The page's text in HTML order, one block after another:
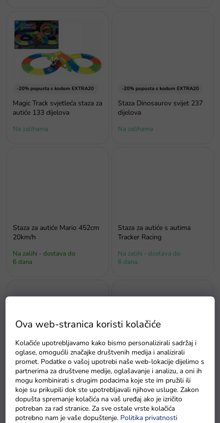
Ova web-stranica koristi kolačiće
Kolačiće upotrebljavamo kako bismo personalizirali sadržaj i
oglase, omogućili značajke društvenih medija i analizirali
promet. Podatke o vašoj upotrebi naše web-lokacije dijelimo s
partnerima za društvene medije, oglašavanje i analizu, a oni ih
mogu kombinirati s drugim podacima koje ste im pružili ili
koje su prikupili dok ste upotrebljavali njihove usluge. Zakon
dopušta spremanje kolačića na vaš uređaj ako je izričito
potreban za rad stranice. Za sve ostale vrste kolačića
potrebno nam je vaše dopuštenje. Politika privatnosti
-20% popusta s kodom EXTRA20
Magic Track svjetleća staza za
autiće 133 dijelova
Na zalihama
-20% popusta s kodom EXTRA20
Staza Dinosaurov svijet 237
dijelova
Na zalihama
Staza za autiće Mario 452cm
20km/h
Na zalihi - dostava do
6 dana
Staza za autiće s autima
Tracker Racing
Na zalihi - dostava do
6 dana.
Staza za autiće s dva autića
Track Racing 565 cm
Na zalihi - dostava do
6 dana
Staza za autiće s
parkiralištem za djecu autiće.
Na zalihi - dostava do
6 dana